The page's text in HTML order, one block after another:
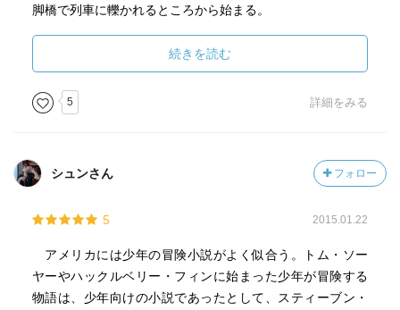
脚橋で列車に轢かれるところから始まる。
愛の姉アリエルの殺人事件に繋がり、連鎖して自殺と広が
っていく。
物語は、主人公のフランクが当時の1961年夏を40年後の視
まだ第二次世界大戦の傷跡が人々の心に残っている時代。
戦争から戻り牧師となった父、牧師となったことに不満を
ェイク、そして音楽の才能がありジュリアード音楽院に進
学予定だった最愛の姉アリエル。
教会で、父の手足となり働く戦友のガス、巡査のドイル、
母の昔の恋人エミールとその家族たち。
続きを読む
5 詳細をみる
シュンさん フォロー
5 2015.01.22
アメリカには少年の冒険小説がよく似合う。トム・ソー
ヤーやハックルベリー・フィンに始まった少年が冒険する
物語は、少年向けの小説であったとして、スティーブン・